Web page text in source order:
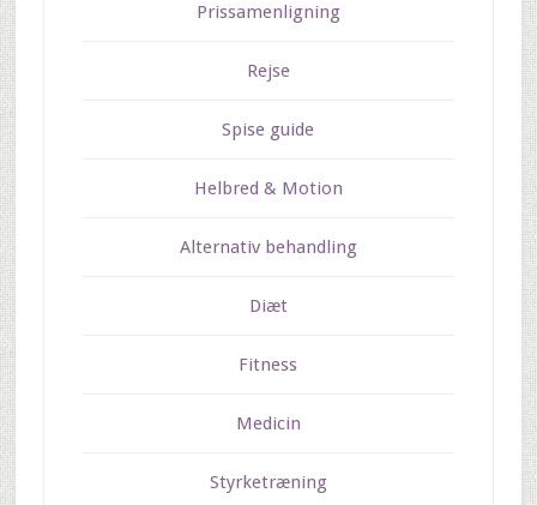
Prissamenligning
Rejse
Spise guide
Helbred & Motion
Alternativ behandling
Diæt
Fitness
Medicin
Styrketræning